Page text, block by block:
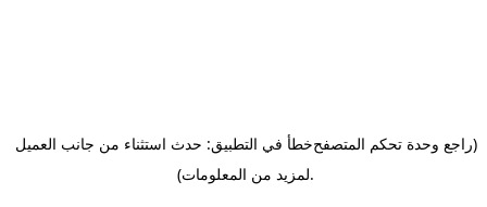
خطأ في التطبيق: حدث استثناء من جانب العميل(راجع وحدة تحكم المتصفح
لمزيد من المعلومات).